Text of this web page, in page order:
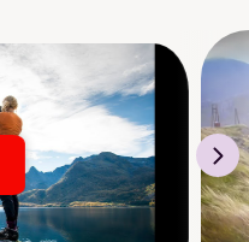
>>>
i verdens